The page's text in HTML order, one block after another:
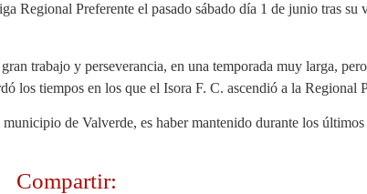
Regional Preferente el pasado sábado día 1 de junio tras su
trabajo y perseverancia, en una temporada muy larga,
los tiempos en los que el Isora F. C. ascendió a la Regional
de Valverde, es haber mantenido durante los
Compartir: